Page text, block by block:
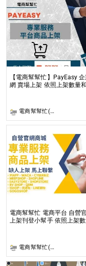
【電商幫幫忙】PayEasy
網 賣場上架 依照上架數量
電商幫幫忙(電商平台代營運/電商上架/運營策略/網路行銷)
電商幫幫忙 電商平台 自營
上架刊登小幫手 依照上架
電商幫幫忙(電商平台代營運/電商上架/運營策略/網路行銷)